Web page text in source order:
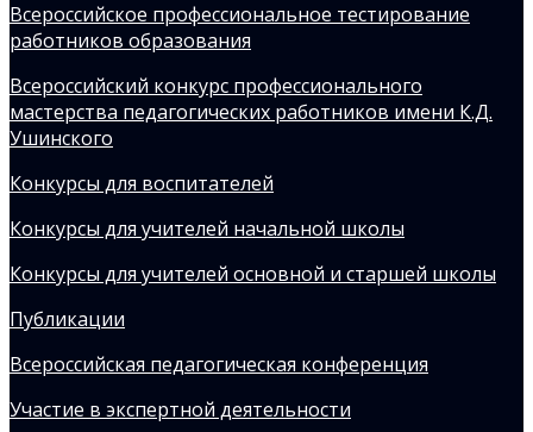
Всероссийское профессиональное тестирование
работников образования
Всероссийский конкурс профессионального
мастерства педагогических работников имени К.Д.
Ушинского
Конкурсы для воспитателей
Конкурсы для учителей начальной школы
Конкурсы для учителей основной и старшей школы
Публикации
Всероссийская педагогическая конференция
Участие в экспертной деятельности